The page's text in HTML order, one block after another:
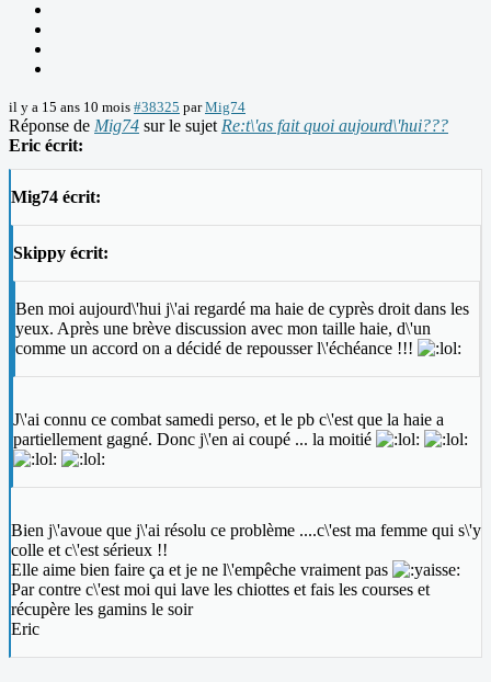
il y a 15 ans 10 mois #38325 parMig74
Réponse de Mig74 sur le sujet Re:t\'as fait quoi aujourd\'hui???
Eric écrit:
Mig74 écrit:
Skippy écrit:
Ben moi aujourd\'hui j\'ai regardé ma haie de cyprès droit dans les
yeux. Après une brève discussion avec mon taille haie, d\'un
comme un accord on a décidé de repousser l\'échéance !!!
J\'ai connu ce combat samedi perso, et le pb c\'est que la haie a
partiellement gagné. Donc j\'en ai coupé ... la moitié
Bien j\'avoue que j\'ai résolu ce problème ....c\'est ma femme qui s\'y
colle et c\'est sérieux !!
Elle aime bien faire ça et je ne l\'empêche vraiment pas
Par contre c\'est moi qui lave les chiottes et fais les courses et
récupère les gamins le soir
Eric